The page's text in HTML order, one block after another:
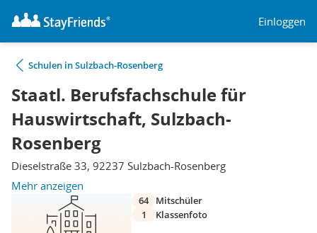
Einloggen
Schulen in Sulzbach-Rosenberg
Staatl. Berufsfachschule für
Hauswirtschaft, Sulzbach-
Rosenberg
Dieselstraße 33, 92237 Sulzbach-Rosenberg
Mehr anzeigen
64
Mitschüler
1
Klassenfoto